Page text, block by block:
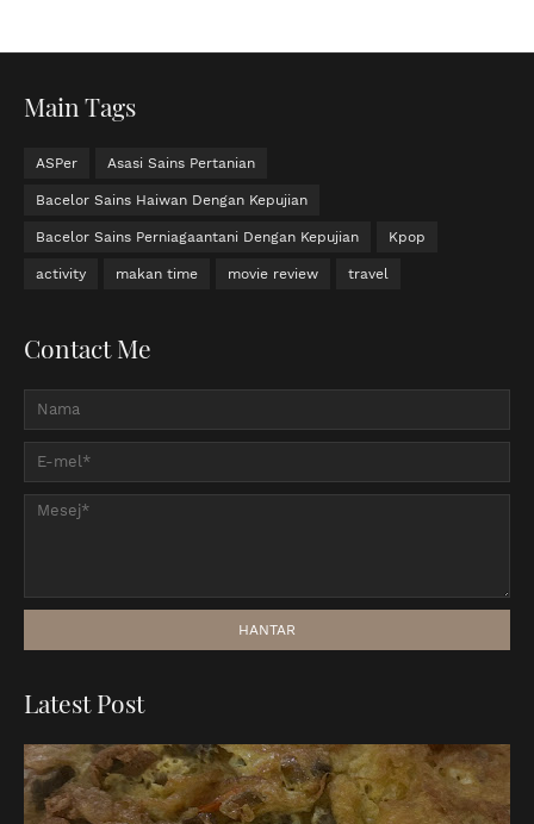
Main Tags
ASPer Asasi Sains Pertanian
Bacelor Sains Haiwan Dengan Kepujian
Bacelor Sains Perniagaantani Dengan Kepujian Kpop
activity makan time movie review travel
Contact Me
Latest Post